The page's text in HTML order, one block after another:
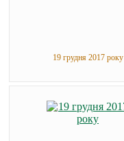
19 грудня 2017 року